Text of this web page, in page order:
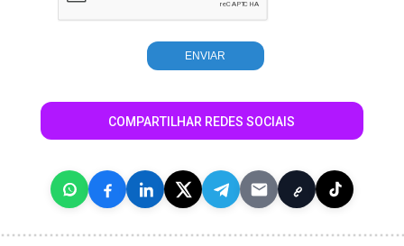
COMPARTILHAR REDES SOCIAIS